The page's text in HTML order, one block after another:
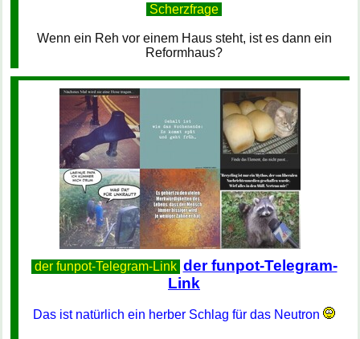
Scherzfrage
Wenn ein Reh vor einem Haus steht, ist es dann ein
Reformhaus?
der funpot-Telegram-Link der funpot-Telegram-
Link
Das ist natürlich ein herber Schlag für das Neutron